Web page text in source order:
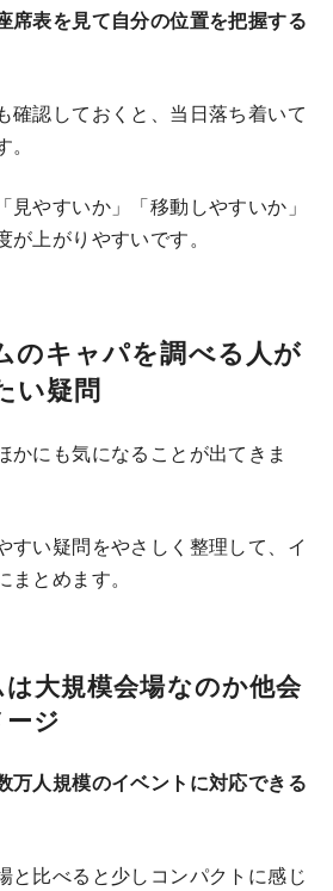
席表を見て自分の位置を把握する
確認しておくと、当日落ち着いて
見やすいか」「移動しやすいか」
上がりやすいです。
のキャパを調べる人が
い疑問
かにも気になることが出てきま
すい疑問をやさしく整理して、イ
とめます。
大規模会場なのか他会
ジ
万人規模のイベントに対応できる
と比べると少しコンパクトに感じ